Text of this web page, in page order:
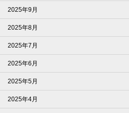
2025年9月
2025年8月
2025年7月
2025年6月
2025年5月
2025年4月